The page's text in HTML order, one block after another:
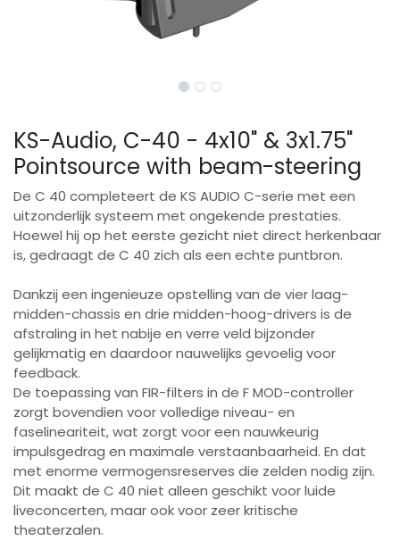
KS-Audio, C-40 - 4x10" & 3x1.75"
Pointsource with beam-steering
De C 40 completeert de KS AUDIO C-serie met een
uitzonderlijk systeem met ongekende prestaties.
Hoewel hij op het eerste gezicht niet direct herkenbaar
is, gedraagt ​​de C 40 zich als een echte puntbron.
Dankzij een ingenieuze opstelling van de vier laag-
midden-chassis en drie midden-hoog-drivers is de
afstraling in het nabije en verre veld bijzonder
gelijkmatig en daardoor nauwelijks gevoelig voor
feedback.
De toepassing van FIR-filters in de F MOD-controller
zorgt bovendien voor volledige niveau- en
faselineariteit, wat zorgt voor een nauwkeurig
impulsgedrag en maximale verstaanbaarheid. En dat
met enorme vermogensreserves die zelden nodig zijn.
Dit maakt de C 40 niet alleen geschikt voor luide
liveconcerten, maar ook voor zeer kritische
theaterzalen.